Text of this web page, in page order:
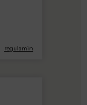
regulamin